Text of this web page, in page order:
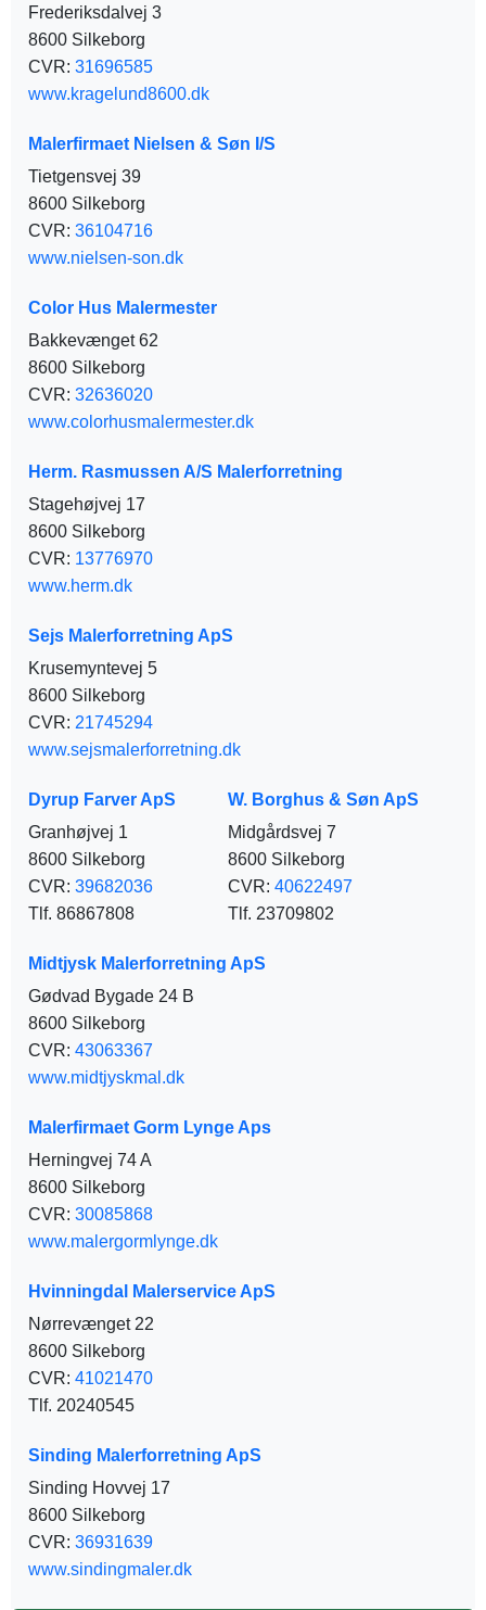
Frederiksdalvej 3
8600 Silkeborg
CVR: 31696585
www.kragelund8600.dk
Malerfirmaet Nielsen & Søn I/S
Tietgensvej 39
8600 Silkeborg
CVR: 36104716
www.nielsen-son.dk
Color Hus Malermester
Bakkevænget 62
8600 Silkeborg
CVR: 32636020
www.colorhusmalermester.dk
Herm. Rasmussen A/S Malerforretning
Stagehøjvej 17
8600 Silkeborg
CVR: 13776970
www.herm.dk
Sejs Malerforretning ApS
Krusemyntevej 5
8600 Silkeborg
CVR: 21745294
www.sejsmalerforretning.dk
Dyrup Farver ApS
Granhøjvej 1
8600 Silkeborg
CVR: 39682036
Tlf. 86867808
W. Borghus & Søn ApS
Midgårdsvej 7
8600 Silkeborg
CVR: 40622497
Tlf. 23709802
Midtjysk Malerforretning ApS
Gødvad Bygade 24 B
8600 Silkeborg
CVR: 43063367
www.midtjyskmal.dk
Malerfirmaet Gorm Lynge Aps
Herningvej 74 A
8600 Silkeborg
CVR: 30085868
www.malergormlynge.dk
Hvinningdal Malerservice ApS
Nørrevænget 22
8600 Silkeborg
CVR: 41021470
Tlf. 20240545
Sinding Malerforretning ApS
Sinding Hovvej 17
8600 Silkeborg
CVR: 36931639
www.sindingmaler.dk